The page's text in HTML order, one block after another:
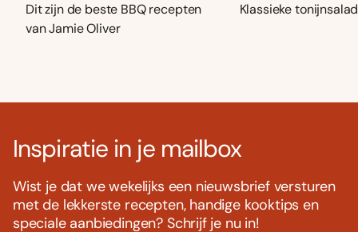
Dit zijn de beste BBQ recepten
van Jamie Oliver
Klassieke
Inspiratie in je mailbox
Wist je dat we wekelijks een nieuwsbrief versturen
met de lekkerste recepten, handige kooktips en
speciale aanbiedingen? Schrijf je nu in!